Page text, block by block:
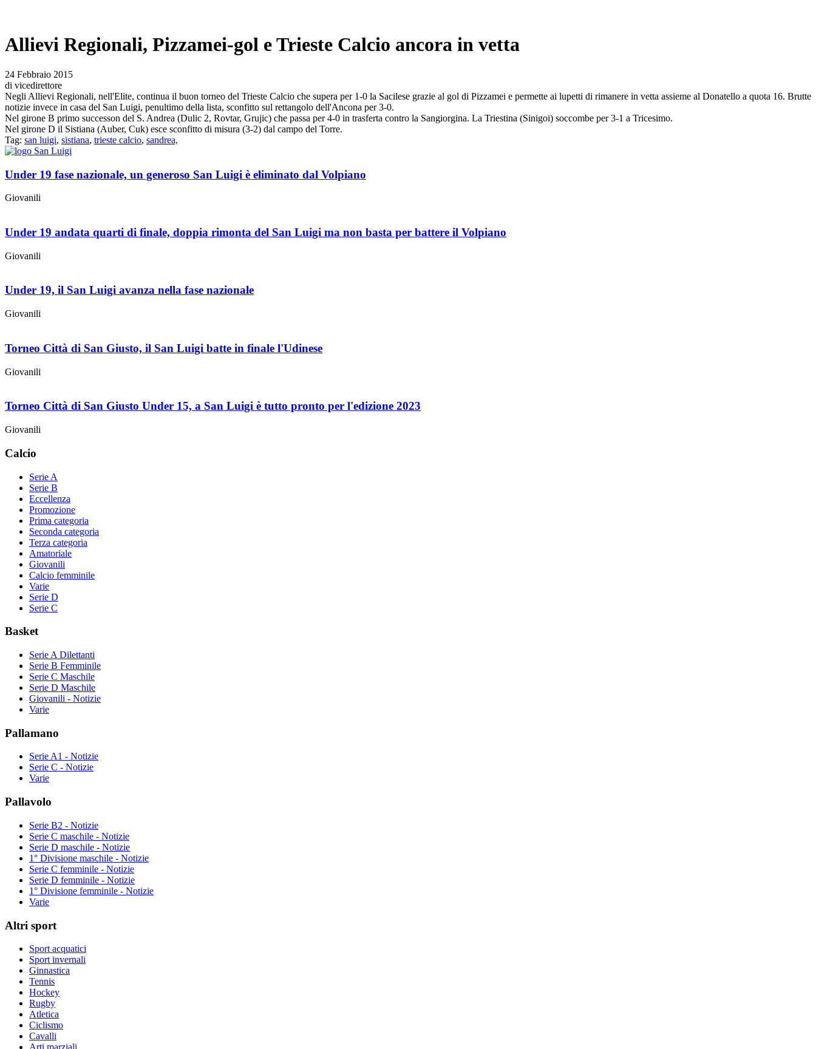
Allievi Regionali, Pizzamei-gol e Trieste Calcio ancora in vetta
24 Febbraio 2015
di vicedirettore
Negli Allievi Regionali, nell'Elite, continua il buon torneo del Trieste Calcio che supera per 1-0 la Sacilese grazie al gol di Pizzamei e permette ai lupetti di rimanere in vetta assieme al Donatello a quota 16. Brutte
notizie invece in casa del San Luigi, penultimo della lista, sconfitto sul rettangolo dell'Ancona per 3-0.
Nel girone B primo successon del S. Andrea (Dulic 2, Rovtar, Grujic) che passa per 4-0 in trasferta contro la Sangiorgina. La Triestina (Sinigoi) soccombe per 3-1 a Tricesimo.
Nel girone D il Sistiana (Auber, Cuk) esce sconfitto di misura (3-2) dal campo del Torre.
Tag: san luigi, sistiana, trieste calcio, sandrea,
Under 19 fase nazionale, un generoso San Luigi è eliminato dal Volpiano
Giovanili
Under 19 andata quarti di finale, doppia rimonta del San Luigi ma non basta per battere il Volpiano
Giovanili
Under 19, il San Luigi avanza nella fase nazionale
Giovanili
Torneo Città di San Giusto, il San Luigi batte in finale l'Udinese
Giovanili
Torneo Città di San Giusto Under 15, a San Luigi è tutto pronto per l'edizione 2023
Giovanili
Calcio
Serie A
Serie B
Eccellenza
Promozione
Prima categoria
Seconda categoria
Terza categoria
Amatoriale
Giovanili
Calcio femminile
Varie
Serie D
Serie C
Basket
Serie A Dilettanti
Serie B Femminile
Serie C Maschile
Serie D Maschile
Giovanili - Notizie
Varie
Pallamano
Serie A1 - Notizie
Serie C - Notizie
Varie
Pallavolo
Serie B2 - Notizie
Serie C maschile - Notizie
Serie D maschile - Notizie
1° Divisione maschile - Notizie
Serie C femminile - Notizie
Serie D femminile - Notizie
1° Divisione femminile - Notizie
Varie
Altri sport
Sport acquatici
Sport invernali
Ginnastica
Tennis
Hockey
Rugby
Atletica
Ciclismo
Cavalli